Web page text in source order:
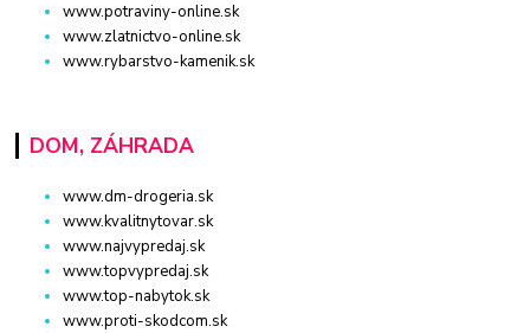
www.potraviny-online.sk
www.zlatnictvo-online.sk
www.rybarstvo-kamenik.sk
DOM, ZÁHRADA
www.dm-drogeria.sk
www.kvalitnytovar.sk
www.najvypredaj.sk
www.topvypredaj.sk
www.top-nabytok.sk
www.proti-skodcom.sk